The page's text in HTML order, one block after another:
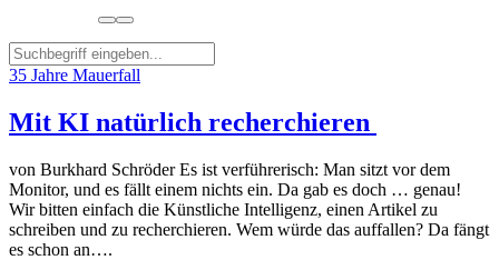
35 Jahre Mauerfall
Mit KI natürlich recherchieren
von Burkhard Schröder Es ist verführerisch: Man sitzt vor dem
Monitor, und es fällt einem nichts ein. Da gab es doch … genau!
Wir bitten einfach die Künstliche Intelligenz, einen Artikel zu
schreiben und zu recherchieren. Wem würde das auffallen? Da fängt
es schon an….